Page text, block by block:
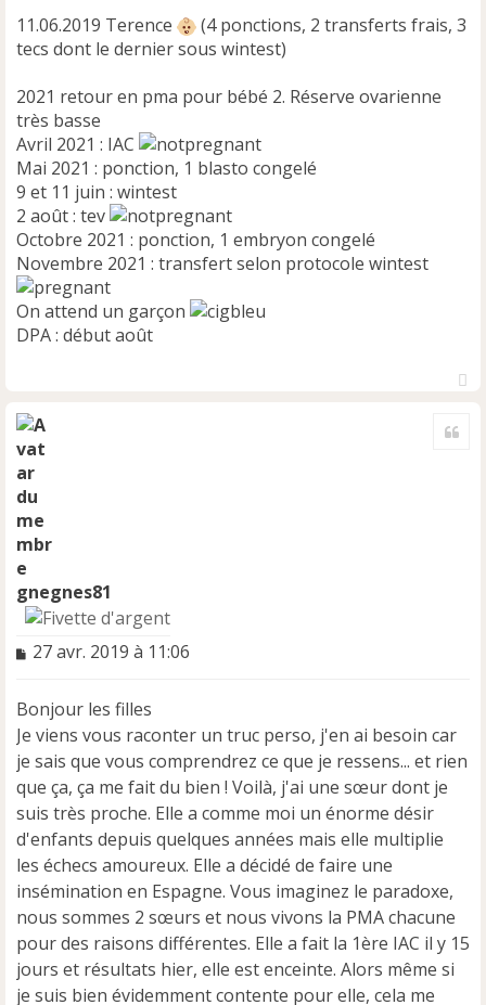
11.06.2019 Terence
(4 ponctions, 2 transferts frais, 3
tecs dont le dernier sous wintest)
2021 retour en pma pour bébé 2. Réserve ovarienne
très basse
Avril 2021 : IAC
Mai 2021 : ponction, 1 blasto congelé
9 et 11 juin : wintest
2 août : tev
Octobre 2021 : ponction, 1 embryon congelé
Novembre 2021 : transfert selon protocole wintest
On attend un garçon
DPA : début août
gnegnes81
M
s
a
g
e
n
o
n
l
u
27 avr. 2019 à 11:06
Bonjour les filles
Je viens vous raconter un truc perso, j'en ai besoin car
je sais que vous comprendrez ce que je ressens... et rien
que ça, ça me fait du bien ! Voilà, j'ai une sœur dont je
suis très proche. Elle a comme moi un énorme désir
d'enfants depuis quelques années mais elle multiplie
les échecs amoureux. Elle a décidé de faire une
insémination en Espagne. Vous imaginez le paradoxe,
nous sommes 2 sœurs et nous vivons la PMA chacune
pour des raisons différentes. Elle a fait la 1ère IAC il y 15
jours et résultats hier, elle est enceinte. Alors même si
je suis bien évidemment contente pour elle, cela me